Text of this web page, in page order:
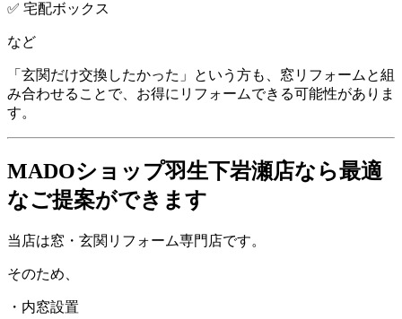
✅ 宅配ボックス
など
「玄関だけ交換したかった」という方も、窓リフォームと組
み合わせることで、お得にリフォームできる可能性がありま
す。
MADOショップ羽生下岩瀬店なら最適
なご提案ができます
当店は窓・玄関リフォーム専門店です。
そのため、
・内窓設置